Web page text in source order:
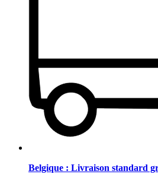
Belgique : Livraison standard